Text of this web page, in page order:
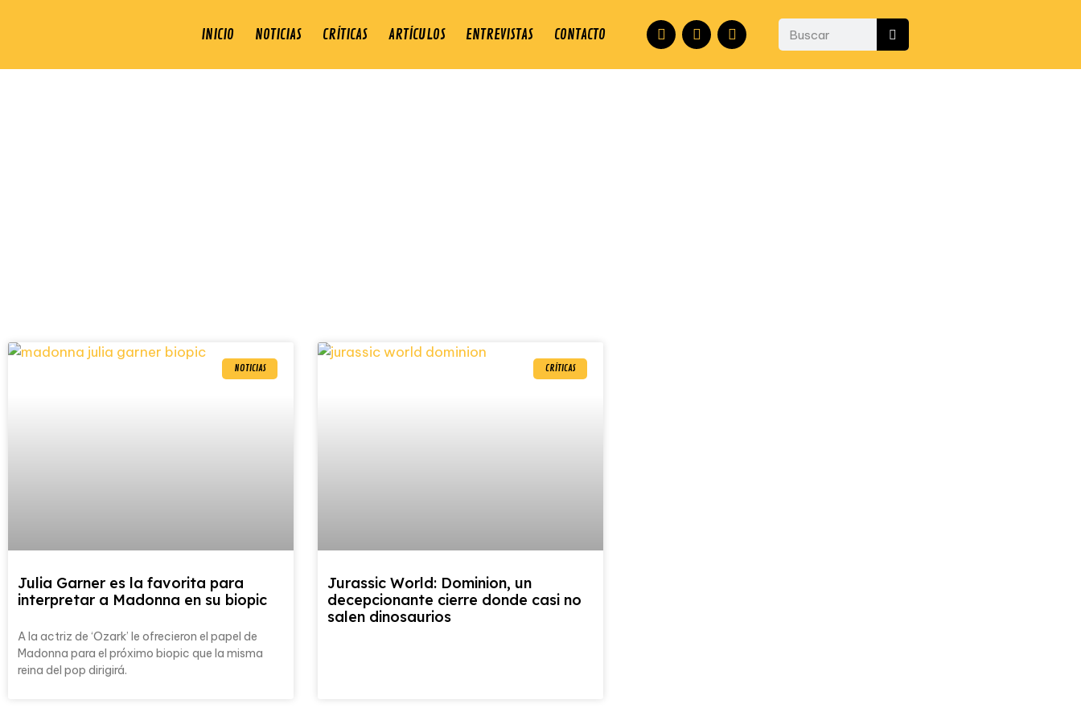
INICIO NOTICIAS CRÍTICAS ARTÍCULOS ENTREVISTAS CONTACTO
NOTICIAS
Julia Garner es la favorita para
interpretar a Madonna en su biopic
A la actriz de ‘Ozark’ le ofrecieron el papel de
Madonna para el próximo biopic que la misma
reina del pop dirigirá.
CRÍTICAS
Jurassic World: Dominion, un
decepcionante cierre donde casi no
salen dinosaurios